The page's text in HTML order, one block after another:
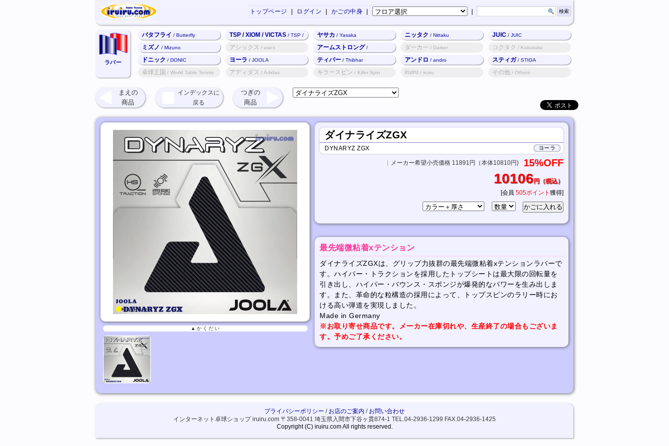
かごの中身
ログイン
トップページ
ラバー
バタフライ/ Butterfly TSP / XIOM / VICTAS/ TSP /
XIOM / VICTAS
ヤサカ/ Yasaka ニッタク/ Nittaku JUIC/ JUIC
ミズノ/ Mizuno アシックス/ asics アームストロング/
Armstrong
ダーカー/ Darker コクタク/ Kokutaku
ドニック/ DONIC ヨーラ/ JOOLA ティバー/ Thibhar アンドロ/ andro スティガ/ STIGA
卓球王国/ World Table Tennis アディダス/ Adidas キラースピン/ Killer Spin iruiru/ iruiru その他/ Others
まえの
商品
インデックスに
戻る
つぎの
商品
▲かくだい
ダイナライズZGX
ヨーラ
DYNARYZ ZGX
メーカー希望小売価格 11891円（本体10810円) 15%OFF
10106円（税込）
[会員 505ポイント 獲得]
最先端微粘着xテンション
ダイナライズZGXは、グリップ力抜群の最先端微粘着xテンションラバーで
す。ハイパー・トラクションを採用したトップシートは最大限の回転量を
引き出し、ハイパー・バウンス・スポンジが爆発的なパワーを生み出しま
す。また、革命的な粒構造の採用によって、トップスピンのラリー時にお
ける高い弾道を実現しました。
Made in Germany
※お取り寄せ商品です。メーカー在庫切れや、生産終了の場合もございま
す。予めご了承ください。
プライバシーポリシー/お店のご案内/お問い合わせ
インターネット卓球ショップ iruiru.com〒358-0041 埼玉県入間市下谷ヶ貫874-1TEL.04-2936-1299 FAX.04-2936-1425
Copyright (C) iruiru.com All rights reserved.